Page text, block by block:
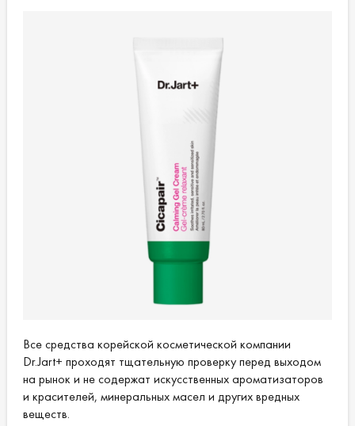
Все средства корейской косметической компании
Dr.Jart+ проходят тщательную проверку перед выходом
на рынок и не содержат искусственных ароматизаторов
и красителей, минеральных масел и других вредных
веществ.